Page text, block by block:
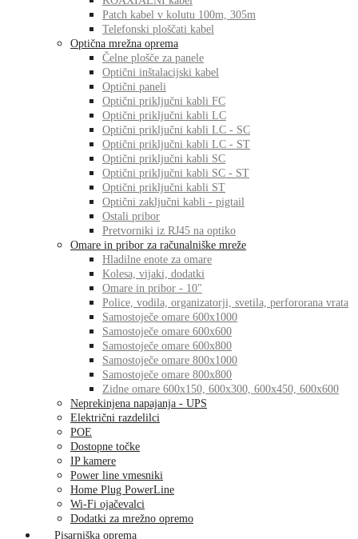
Patch kabel v kolutu 100m, 305m
Telefonski ploščati kabel
Optična mrežna oprema
Čelne plošče za panele
Optični inštalacijski kabel
Optični paneli
Optični priključni kabli FC
Optični priključni kabli LC
Optični priključni kabli LC - SC
Optični priključni kabli LC - ST
Optični priključni kabli SC
Optični priključni kabli SC - ST
Optični priključni kabli ST
Optični zaključni kabli - pigtail
Ostali pribor
Pretvorniki iz RJ45 na optiko
Omare in pribor za računalniške mreže
Hladilne enote za omare
Kolesa, vijaki, dodatki
Omare in pribor - 10"
Police, vodila, organizatorji, svetila, perfororana vrata
Samostoječe omare 600x1000
Samostoječe omare 600x600
Samostoječe omare 600x800
Samostoječe omare 800x1000
Samostoječe omare 800x800
Zidne omare 600x150, 600x300, 600x450, 600x600
Neprekinjena napajanja - UPS
Električni razdelilci
POE
Dostopne točke
IP kamere
Power line vmesniki
Home Plug PowerLine
Wi-Fi ojačevalci
Dodatki za mrežno opremo
Pisarniška oprema